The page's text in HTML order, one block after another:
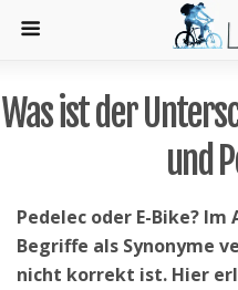
Was ist der
und
Pedelec oder E-Bike?
Begriffe als Synonyme
nicht korrekt ist. Hier